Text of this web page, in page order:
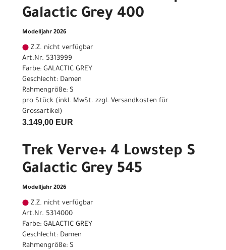
Galactic Grey 400
Modelljahr 2026
Z.Z. nicht verfügbar
Art.Nr. 5313999
Farbe: GALACTIC GREY
Geschlecht: Damen
Rahmengröße: S
pro Stück (inkl. MwSt. zzgl. Versandkosten für
Grossartikel)
3.149,00 EUR
Trek Verve+ 4 Lowstep S
Galactic Grey 545
Modelljahr 2026
Z.Z. nicht verfügbar
Art.Nr. 5314000
Farbe: GALACTIC GREY
Geschlecht: Damen
Rahmengröße: S